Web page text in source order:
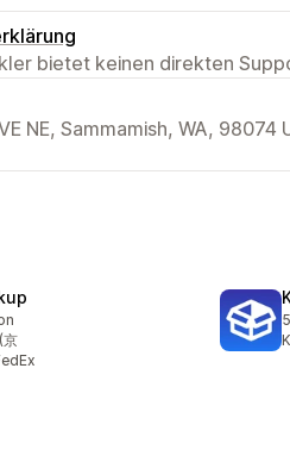
bietet keinen direkten
NE, Sammamish, WA, 98074
京